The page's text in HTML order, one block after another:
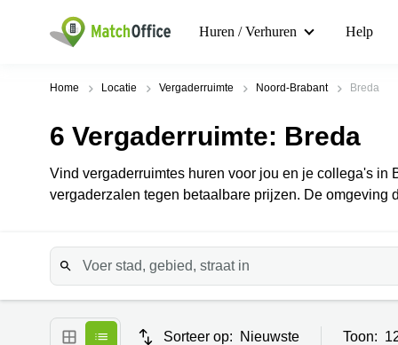
Huren / Verhuren Help
Home Locatie Vergaderruimte Noord-Brabant Breda
6 Vergaderruimte: Breda
Vind vergaderruimtes huren voor jou en je collega's
vergaderzalen tegen betaalbare prijzen. De omgeving
Sorteer op: Nieuwste Toon: